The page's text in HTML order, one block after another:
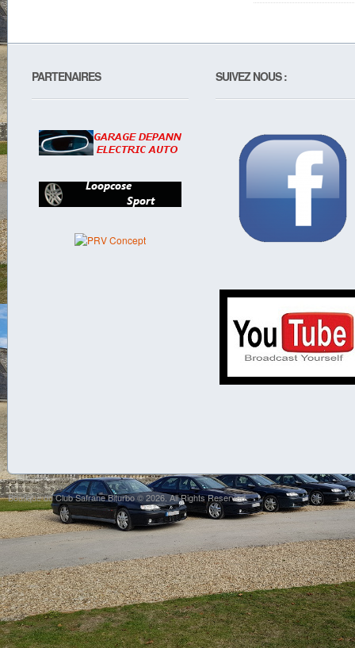
PARTENAIRES SUIVEZ NOUS :
Boutique du Club Safrane Biturbo © 2026. All Rights Reserved.